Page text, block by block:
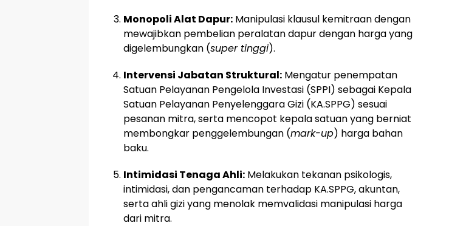
Monopoli Alat Dapur: Manipulasi klausul kemitraan dengan
mewajibkan pembelian peralatan dapur dengan harga yang
digelembungkan (super tinggi).
Intervensi Jabatan Struktural: Mengatur penempatan
Satuan Pelayanan Pengelola Investasi (SPPI) sebagai Kepala
Satuan Pelayanan Penyelenggara Gizi (KA.SPPG) sesuai
pesanan mitra, serta mencopot kepala satuan yang berniat
membongkar penggelembungan (mark-up) harga bahan
baku.
Intimidasi Tenaga Ahli: Melakukan tekanan psikologis,
intimidasi, dan pengancaman terhadap KA.SPPG, akuntan,
serta ahli gizi yang menolak memvalidasi manipulasi harga
dari mitra.